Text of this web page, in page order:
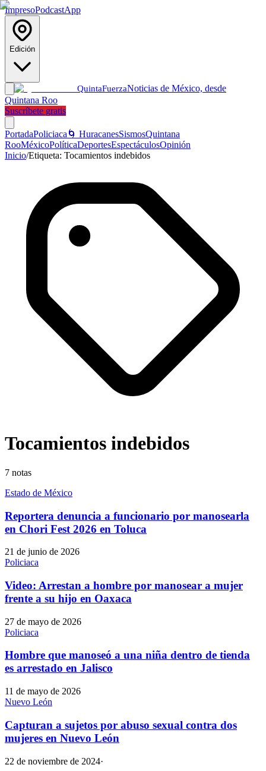
ImpresoPodcastApp
Edición
QuintaFuerzaNoticias de México, desde
Quintana Roo
Suscríbete gratis
PortadaPoliciaca 🌀 HuracanesSismosQuintana
RooMéxicoPolíticaDeportesEspectáculosOpinión
Inicio/Etiqueta: Tocamientos indebidos
Tocamientos indebidos
7 notas
Estado de México
Reportera denuncia a funcionario por manosearla
en Chori Fest 2026 en Toluca
21 de junio de 2026
Policiaca
Video: Arrestan a hombre por manosear a mujer
frente a su hijo en Oaxaca
27 de mayo de 2026
Policiaca
Hombre que manoseó a una niña dentro de tienda
es arrestado en Jalisco
11 de mayo de 2026
Nuevo León
Capturan a sujetos por abuso sexual contra dos
mujeres en Nuevo León
22 de noviembre de 2024·